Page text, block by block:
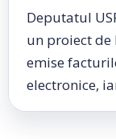
Deputatul
un proiect de
emise
electronice,